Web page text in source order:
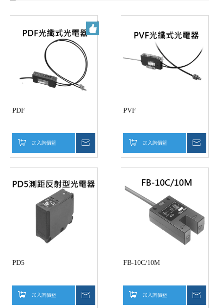
PDF
加入詢價籃
PVF
加入詢價籃
PD5
加入詢價籃
FB-10C/10M
加入詢價籃